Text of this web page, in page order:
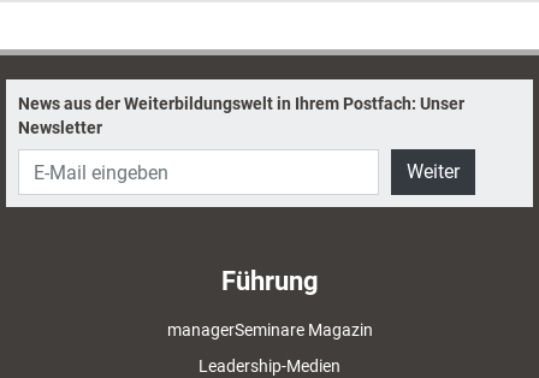
News aus der Weiterbildungswelt in Ihrem Postfach: Unser
Newsletter
Weiter
Führung
managerSeminare Magazin
Leadership-Medien